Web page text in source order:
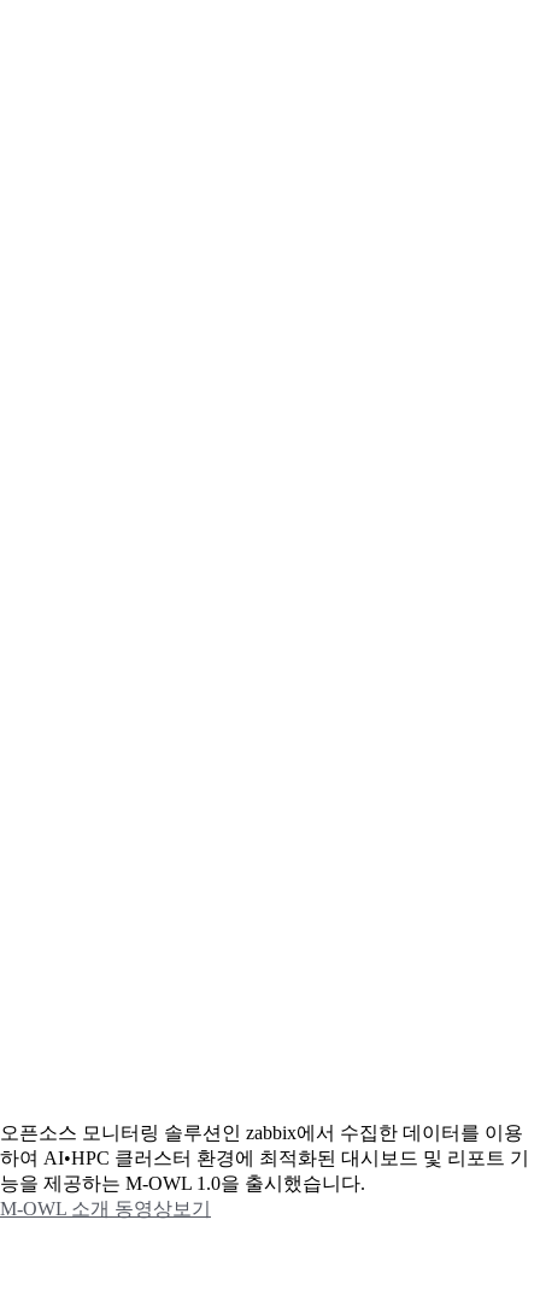
오픈소스 모니터링 솔루션인 zabbix에서 수집한 데이터를 이용
하여 AI•HPC 클러스터 환경에 최적화된 대시보드 및 리포트 기
능을 제공하는 M-OWL 1.0을 출시했습니다.
M-OWL 소개 동영상보기